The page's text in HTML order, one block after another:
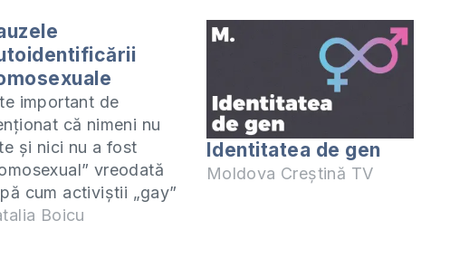
important de
că nimeni nu
și nici nu a fost
vreodată
cum activiștii „gay”
acest termen. Ei
Boicu
Identitatea de gen
Moldova Creștină TV